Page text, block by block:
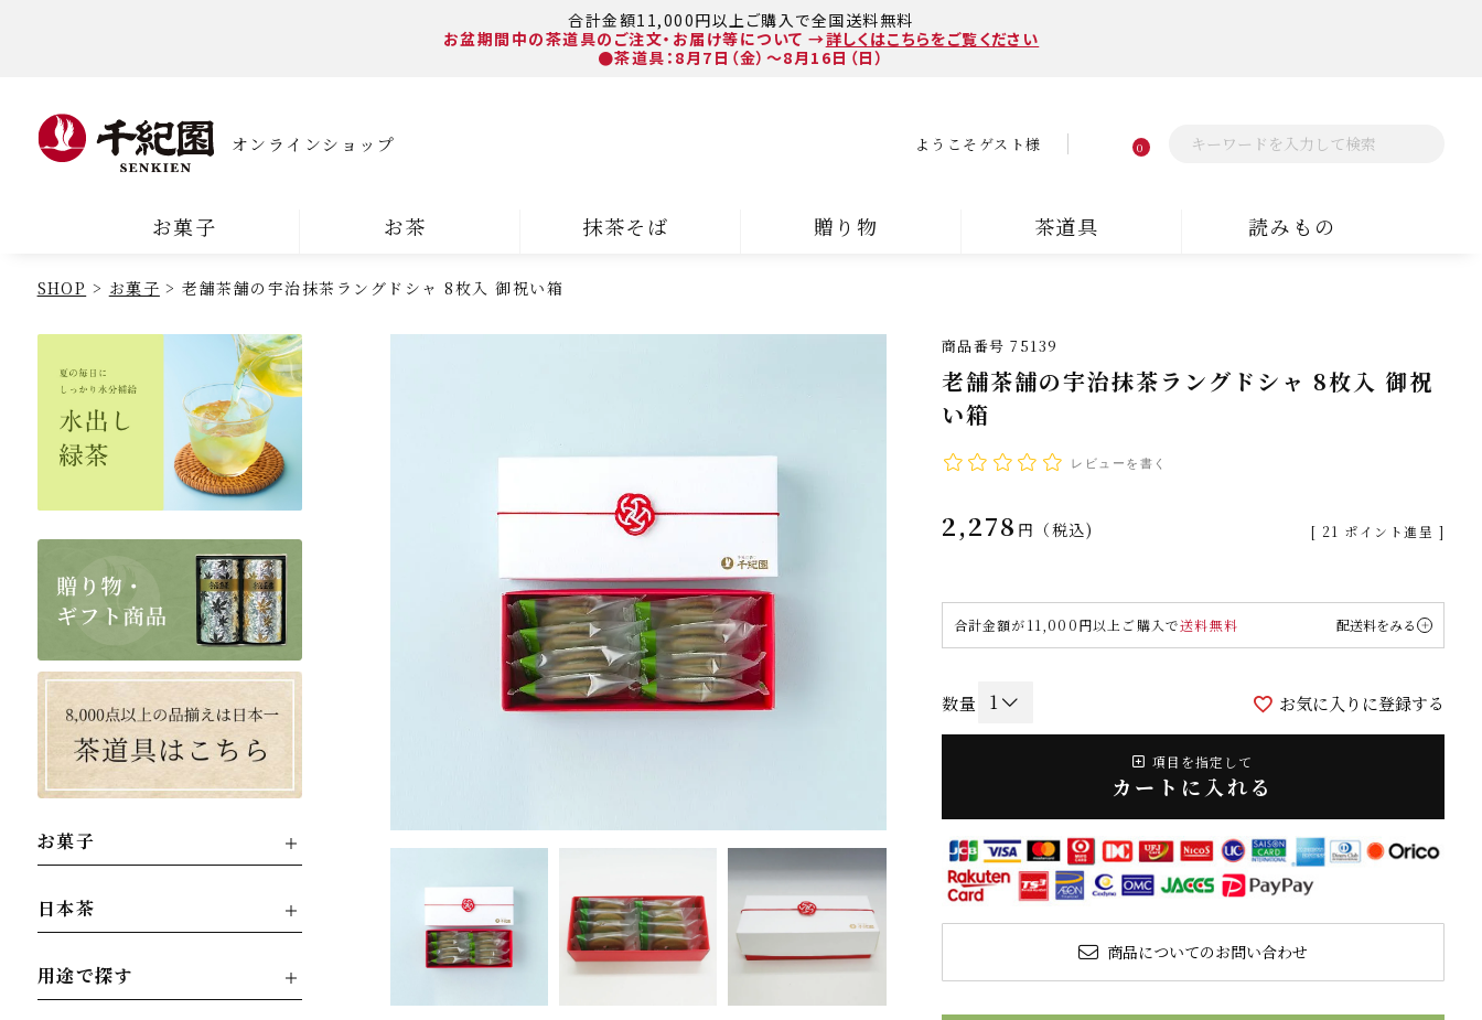
合計金額11,000円以上ご購入で全国送料無料
お盆期間中の茶道具のご注文・お届け等について →詳しくはこちらをご覧ください
●茶道具：8月7日（金）～8月16日（日）
オンラインショップ ようこそゲスト様 0
お菓子 お茶 抹茶そば 贈り物 茶道具 読みもの
SHOP お菓子 老舗茶舗の宇治抹茶ラングドシャ 8枚入 御祝い箱
お菓子
日本茶
用途で探す
商品番号 75139
老舗茶舗の宇治抹茶ラングドシャ 8枚入 御祝
い箱
レビューを書く
2,278 税込 [ 21 ポイント進呈 ]
合計金額が11,000円以上ご購入で送料無料 配送料をみる
お気に入りに登録する
項目を指定して
カートに入れる
商品についてのお問い合わせ